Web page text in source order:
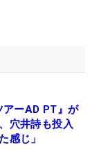
ーAD PT』が
穴井詩も投入
感じ」